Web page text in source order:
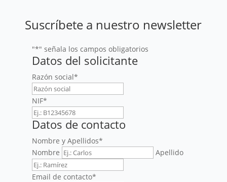
Suscríbete a nuestro newsletter
"*" señala los campos obligatorios
Datos del solicitante
Razón social*
NIF*
Datos de contacto
Nombre y Apellidos*
Nombre
Apellido
Email de contacto*